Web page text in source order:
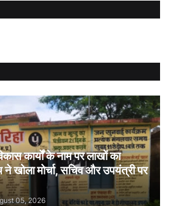
कार्यों के नाम पर लाखों का
खोला मोर्चा, सचिव और उपयंत्री पर
05, 2026